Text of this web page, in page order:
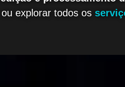
ou explorar todos os